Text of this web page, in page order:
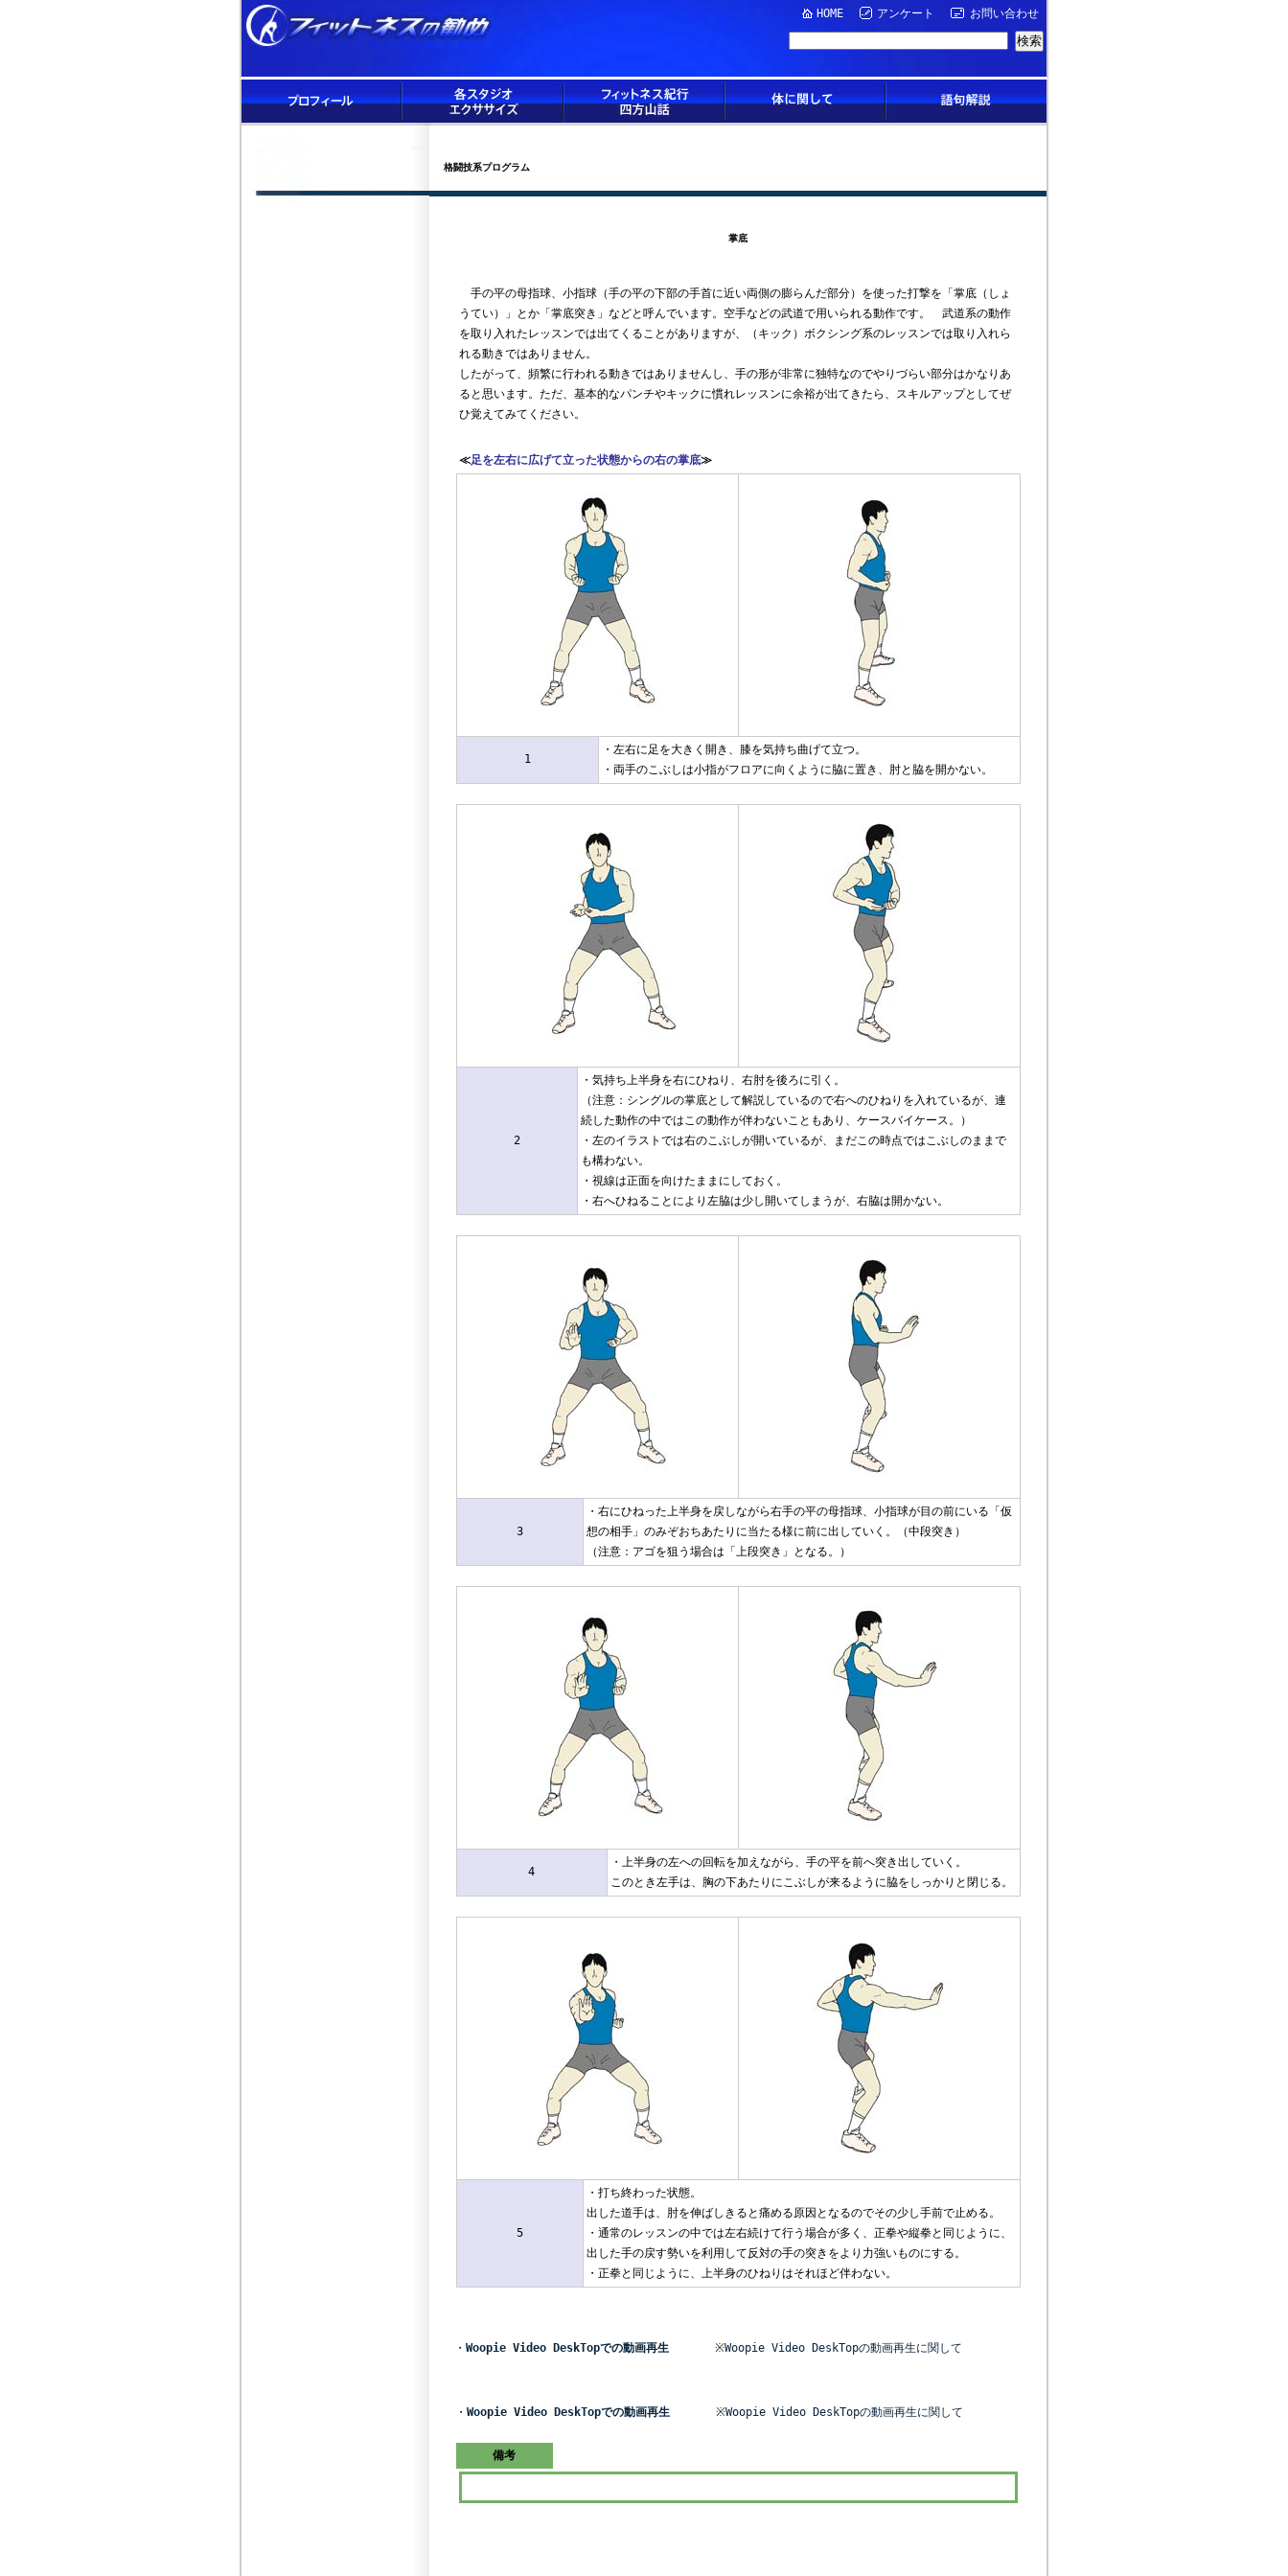
HOME アンケート お問い合わせ
格闘技系プログラム
掌底
手の平の母指球、小指球（手の平の下部の手首に近い両側の膨らんだ部分）を使った打撃を「掌底（しょ
うてい）」とか「掌底突き」などと呼んでいます。空手などの武道で用いられる動作です。 武道系の動作
を取り入れたレッスンでは出てくることがありますが、（キック）ボクシング系のレッスンでは取り入れら
れる動きではありません。
したがって、頻繁に行われる動きではありませんし、手の形が非常に独特なのでやりづらい部分はかなりあ
ると思います。ただ、基本的なパンチやキックに慣れレッスンに余裕が出てきたら、スキルアップとしてぜ
ひ覚えてみてください。
≪足を左右に広げて立った状態からの右の掌底≫
1
・左右に足を大きく開き、膝を気持ち曲げて立つ。
・両手のこぶしは小指がフロアに向くように脇に置き、肘と脇を開かない。
2
・気持ち上半身を右にひねり、右肘を後ろに引く。
（注意：シングルの掌底として解説しているので右へのひねりを入れているが、連
続した動作の中ではこの動作が伴わないこともあり、ケースバイケース。）
・左のイラストでは右のこぶしが開いているが、まだこの時点ではこぶしのままで
も構わない。
・視線は正面を向けたままにしておく。
・右へひねることにより左脇は少し開いてしまうが、右脇は開かない。
3
・右にひねった上半身を戻しながら右手の平の母指球、小指球が目の前にいる「仮
想の相手」のみぞおちあたりに当たる様に前に出していく。（中段突き）
（注意：アゴを狙う場合は「上段突き」となる。）
4
・上半身の左への回転を加えながら、手の平を前へ突き出していく。
このとき左手は、胸の下あたりにこぶしが来るように脇をしっかりと閉じる。
5
・打ち終わった状態。
出した道手は、肘を伸ばしきると痛める原因となるのでその少し手前で止める。
・通常のレッスンの中では左右続けて行う場合が多く、正拳や縦拳と同じように、
出した手の戻す勢いを利用して反対の手の突きをより力強いものにする。
・正拳と同じように、上半身のひねりはそれほど伴わない。
・ Woopie Video DeskTopでの動画再生※Woopie Video DeskTopの動画再生に関して
・ Woopie Video DeskTopでの動画再生 ※Woopie Video DeskTopの動画再生に関して
備考